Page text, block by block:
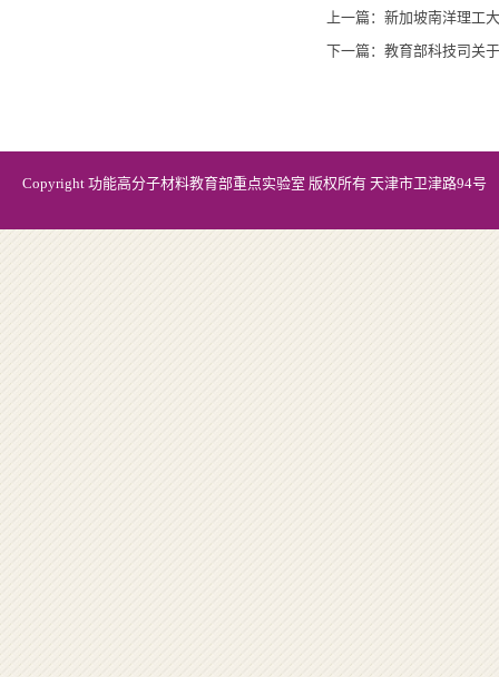
上一篇： 新加坡南洋理工
下一篇： 教育部科技司关
Copyright 功能高分子材料教育部重点实验室 版权所有 天津市卫津路94号